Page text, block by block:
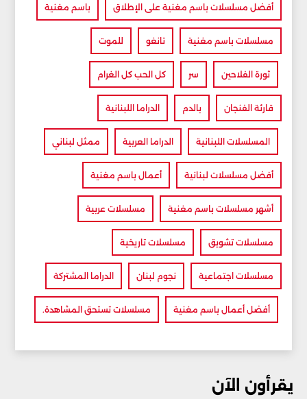
أفضل مسلسلات باسم مغنية على الإطلاق باسم مغنية
مسلسلات باسم مغنية تانغو للموت
ثورة الفلاحين سر كل الحب كل الغرام
قارئة الفنجان بالدم الدراما اللبنانية
المسلسلات اللبنانية الدراما العربية ممثل لبناني
أفضل مسلسلات لبنانية أعمال باسم مغنية
أشهر مسلسلات باسم مغنية مسلسلات عربية
مسلسلات تشويق مسلسلات تاريخية
مسلسلات اجتماعية نجوم لبنان الدراما المشتركة
أفضل أعمال باسم مغنية مسلسلات تستحق المشاهدة.
يقرأون الآن